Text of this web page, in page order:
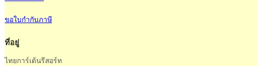
ขอใบกำกับภาษี
ที่อยู่
ไทยการ์เด้นรีสอร์ท